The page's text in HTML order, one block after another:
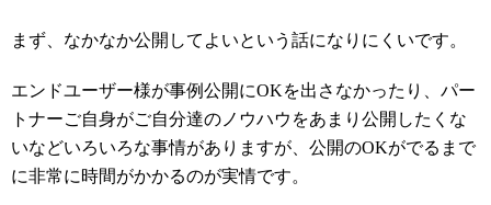
まず、なかなか公開してよいという話になりにくいです。
エンドユーザー様が事例公開にOKを出さなかったり、パー
トナーご自身がご自分達のノウハウをあまり公開したくな
いなどいろいろな事情がありますが、公開のOKがでるまで
に非常に時間がかかるのが実情です。